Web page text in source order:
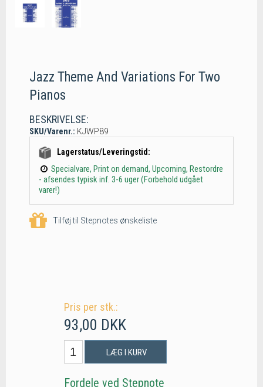
Jazz Theme And Variations For Two
Pianos
BESKRIVELSE:
SKU/Varenr.: KJWP89
Lagerstatus/Leveringstid:
Specialvare, Print on demand, Upcoming, Restordre
- afsendes typisk inf. 3-6 uger (Forbehold udgået
varer!)
Tilføj til Stepnotes ønskeliste
Pris per stk.:
93,00 DKK
LÆG I KURV
Fordele ved Stepnote